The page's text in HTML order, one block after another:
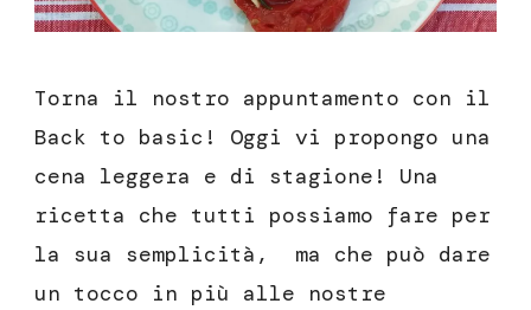
Torna il nostro appuntamento con il
Back to basic! Oggi vi propongo una
cena leggera e di stagione! Una
ricetta che tutti possiamo fare per
la sua semplicità, ma che può dare
un tocco in più alle nostre